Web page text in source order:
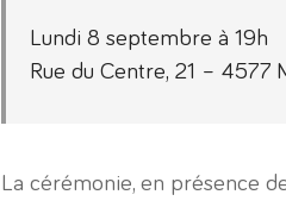
Lundi 8 septembre à 19h
Rue du Centre, 21 – 4577
La cérémonie, en présence